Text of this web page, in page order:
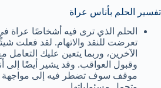
تفسير الحلم بأناس عراة
الحلم الذي ترى فيه أشخاصًا عراة
تعرضت للنقد والاتهام. لقد فعلت
الآخرين، وربما يتعين عليك التعامل
وقبول العواقب. وقد يشير أيضًا
موقف سوف تضطر فيه إلى